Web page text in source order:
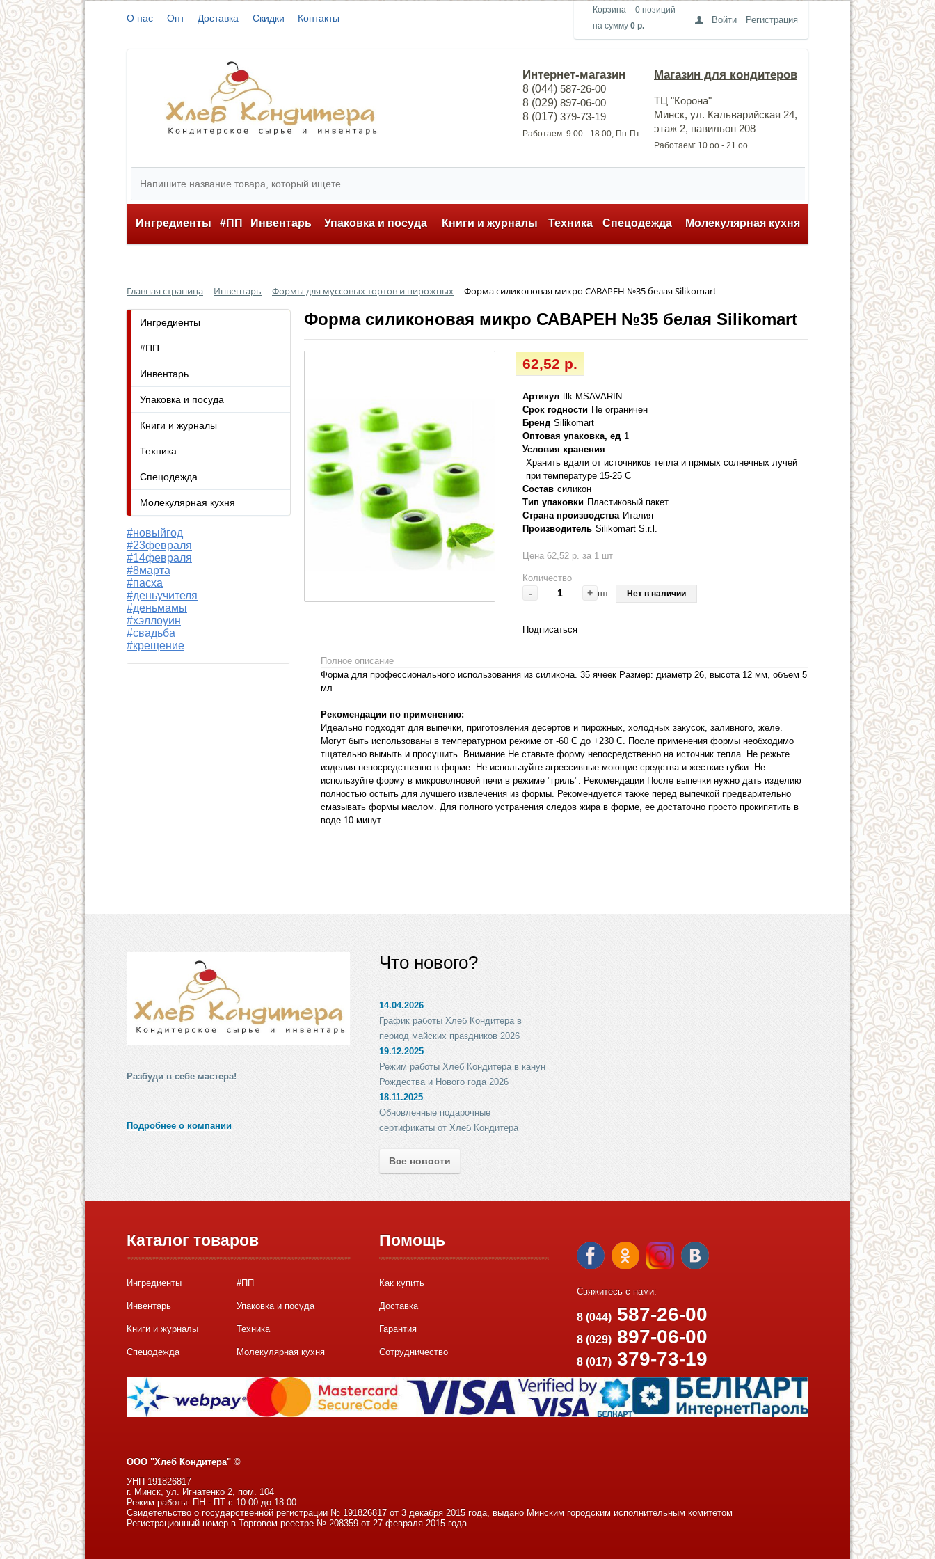
Корзина
0 позиций
на сумму 0 р.
Войти Регистрация
О нас Опт Доставка Скидки Контакты
Интернет-магазин
8 (044) 587-26-00
8 (029) 897-06-00
8 (017) 379-73-19
Работаем: 9.00 - 18.00, Пн-Пт
Магазин для кондитеров
ТЦ "Корона"
Минск, ул. Кальварийская 24,
этаж 2, павильон 208
Работаем: 10.оо - 21.оо
Ингредиенты #ПП Инвентарь Упаковка и посуда Книги и журналы Техника Спецодежда Молекулярная кухня
Главная страница Инвентарь Формы для муссовых тортов и пирожных Форма силиконовая микро САВАРЕН №35 белая Silikomart
Форма силиконовая микро САВАРЕН №35 белая Silikomart
62,52 р.
Артикул tlk-MSAVARIN
Срок годности Не ограничен
Бренд Silikomart
Оптовая упаковка, ед 1
Условия хранения
Хранить вдали от источников тепла и прямых солнечных лучей
при температуре 15-25 С
Состав силикон
Тип упаковки Пластиковый пакет
Страна производства Италия
Производитель Silikomart S.r.l.
Цена 62,52 р. за 1 шт
Количество
- + шт Нет в наличии
Подписаться
Полное описание
Форма для профессионального использования из силикона. 35 ячеек Размер: диаметр 26, высота 12 мм, объем 5
мл
Рекомендации по применению:
Идеально подходят для выпечки, приготовления десертов и пирожных, холодных закусок, заливного, желе.
Могут быть использованы в температурном режиме от -60 С до +230 С. После применения формы необходимо
тщательно вымыть и просушить. Внимание Не ставьте форму непосредственно на источник тепла. Не режьте
изделия непосредственно в форме. Не используйте агрессивные моющие средства и жесткие губки. Не
используйте форму в микроволновой печи в режиме "гриль". Рекомендации После выпечки нужно дать изделию
полностью остыть для лучшего извлечения из формы. Рекомендуется также перед выпечкой предварительно
смазывать формы маслом. Для полного устранения следов жира в форме, ее достаточно просто прокипятить в
воде 10 минут
Ингредиенты
#ПП
Инвентарь
Упаковка и посуда
Книги и журналы
Техника
Спецодежда
Молекулярная кухня
#новыйгод
#23февраля
#14февраля
#8марта
#пасха
#деньучителя
#деньмамы
#хэллоуин
#свадьба
#крещение
Разбуди в себе мастера!
Подробнее о компании
Что нового?
14.04.2026
График работы Хлеб Кондитера в
период майских праздников 2026
19.12.2025
Режим работы Хлеб Кондитера в канун
Рождества и Нового года 2026
18.11.2025
Обновленные подарочные
сертификаты от Хлеб Кондитера
Все новости
Каталог товаров
Ингредиенты #ПП
Инвентарь Упаковка и посуда
Книги и журналы Техника
Спецодежда Молекулярная кухня
Помощь
Как купить
Доставка
Гарантия
Сотрудничество
Свяжитесь с нами:
8 (044)587-26-00
8 (029)897-06-00
8 (017) 379-73-19
ООО "Хлеб Кондитера" ©
УНП 191826817
г. Минск, ул. Игнатенко 2, пом. 104
Режим работы: ПН - ПТ с 10.00 до 18.00
Свидетельство о государственной регистрации № 191826817 от 3 декабря 2015 года, выдано Минским городским исполнительным комитетом
Регистрационный номер в Торговом реестре № 208359 от 27 февраля 2015 года